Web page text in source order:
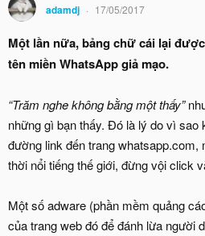
adamdj 17/05/2017
Một lần nữa, bảng chữ cái lại
tên miền WhatsApp giả mạo.
“Trăm nghe không bằng một thấy”
những gì bạn thấy. Đó là lý do vì sao
đường link đến trang whatsapp.com,
thời nổi tiếng thế giới, đừng vội click
Một số adware (phần mềm quảng
của trang web đó để đánh lừa người